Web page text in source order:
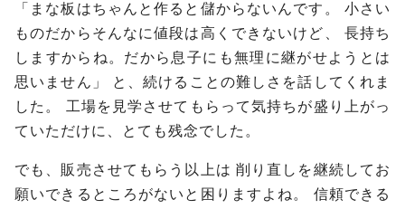
「まな板はちゃんと作ると儲からないんです。 小さい
ものだからそんなに値段は高くできないけど、 長持ち
しますからね。だから息子にも無理に継がせようとは
思いません」
と、続けることの難しさを話してくれま
した。 工場を見学させてもらって気持ちが盛り上がっ
ていただけに、とても残念でした。
でも、販売させてもらう以上は 削り直しを継続してお
願いできるところがないと困りますよね。 信頼できる